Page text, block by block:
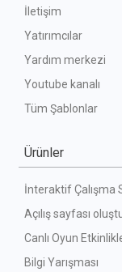
İletişim
Yatırımcılar
Yardım merkezi
Youtube kanalı
Tüm Şablonlar
Ürünler
İnteraktif Çalışma
Açılış sayfası
Canlı Oyun
Bilgi Yarışması